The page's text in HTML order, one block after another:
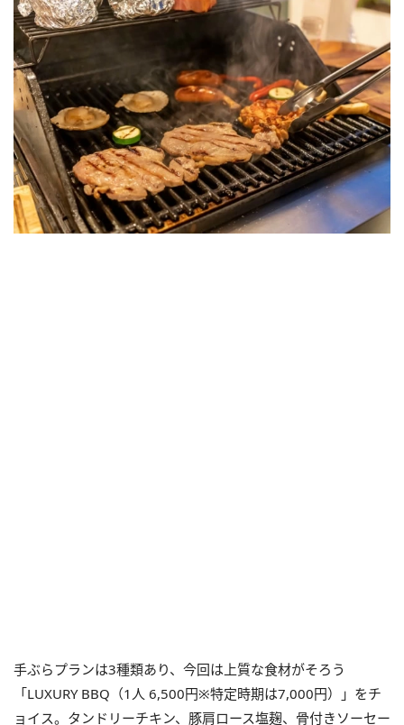
手ぶらプランは3種類あり、今回は上質な食材がそろう
「LUXURY BBQ（1人 6,500円※特定時期は7,000円）」をチ
ョイス。タンドリーチキン、豚肩ロース塩麹、骨付きソーセー